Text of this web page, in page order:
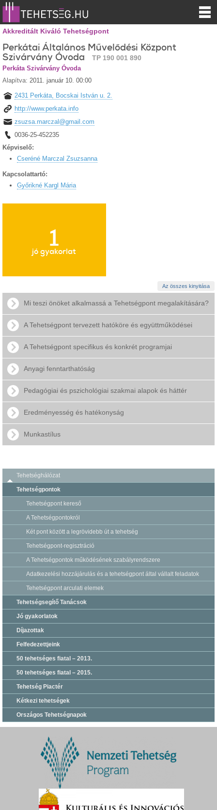
Akkreditált Kiváló Tehetségpont
Perkátai Általános Művelődési Központ
Szivárvány Óvoda
TP 190 001 890
Perkáta Szivárvány Óvoda
Alapítva: 2011. január 10. 00:00
2431 Perkáta, Bocskai István u. 2.
http://www.perkata.info
zsuzsa.marczal@gmail.com
0036-25-452235
Képviselő:
Cseréné Marczal Zsuzsanna
Kapcsolattartó:
Győrikné Kargl Mária
1
jó gyakorlat
Az összes kinyitása
Mi teszi önöket alkalmassá a Tehetségpont megalakítására?
A Tehetségpont tervezett hatóköre és együttműködései
A Tehetségpont specifikus és konkrét programjai
Anyagi fenntarthatóság
Pedagógiai és pszichológiai szakmai alapok és háttér
Eredményesség és hatékonyság
Munkastílus
Tehetséghálózat
Tehetségpontok
Tehetségpont kereső
A Tehetségpontokról
Két pont között a legrövidebb út a tehetség
Tehetségpont-regisztráció
A Tehetségpontok működésének szabályrendszere
Adatkezelési hozzájárulás és a tehetségpont által vállalt feladatok
Tehetségpont arculati elemek
Tehetségsegítő Tanácsok
Jó gyakorlatok
Díjazottak
Felfedezettjeink
50 tehetséges fiatal – 2013.
50 tehetséges fiatal – 2015.
Tehetség Piactér
Kétkezi tehetségek
Országos Tehetségnapok